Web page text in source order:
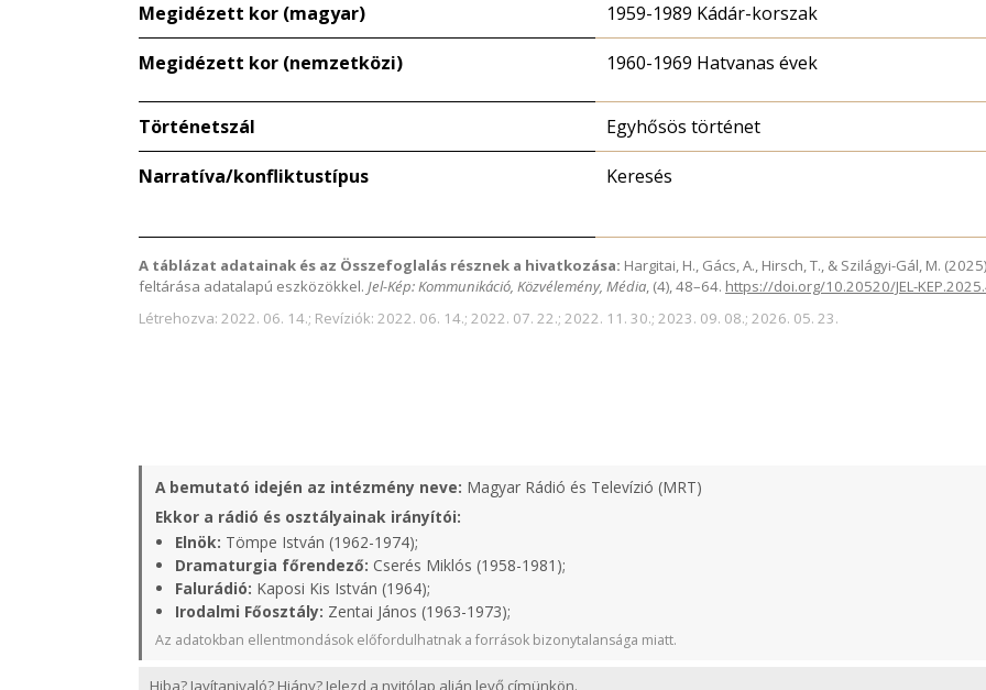
Megidézett kor (magyar) 1959-1989 Kádár-korszak
Megidézett kor (nemzetközi) 1960-1969 Hatvanas évek
Történetszál Egyhősös történet
Narratíva/konfliktustípus Keresés
A táblázat adatainak és az Összefoglalás résznek a hivatkozása: Hargitai, H., Gács, A., Hirsch, T., & Szilágyi-Gál, M.
feltárása adatalapú eszközökkel. Jel-Kép: Kommunikáció, Közvélemény, Média, (4), 48–64. https://doi.org/10.20520/JEL-
Létrehozva: 2022. 06. 14.; Revíziók: 2022. 06. 14.; 2022. 07. 22.; 2022. 11. 30.; 2023. 09. 08.; 2026. 05. 23.
A bemutató idején az intézmény neve: Magyar Rádió és Televízió (MRT)
Ekkor a rádió és osztályainak irányítói:
Elnök: Tömpe István (1962-1974);
Dramaturgia főrendező: Cserés Miklós (1958-1981);
Falurádió: Kaposi Kis István (1964);
Irodalmi Főosztály: Zentai János (1963-1973);
Az adatokban ellentmondások előfordulhatnak a források bizonytalansága miatt.
Hiba? Javítanivaló? Hiány? Jelezd a nyitólap alján levő címünkön.